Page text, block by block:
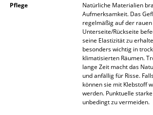
Stapelbetten
Nachttische & Bettzubehör
Pflege
Natürliche Materialien
Aufmerksamkeit. Das
regelmäßig auf der rauen
Unterseite/Rückseite
seine Elastizität zu
besonders wichtig in
klimatisierten Räumen.
lange Zeit macht das
und anfällig für Risse.
können sie mit Klebstoff
werden. Punktuelle
unbedingt zu vermeiden.